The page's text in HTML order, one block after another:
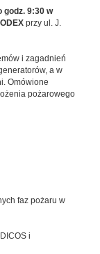
godz. 9:30 w
przy ul. J.
i zagadnień
a w
Omówione
pożarowego
faz pożaru w
i